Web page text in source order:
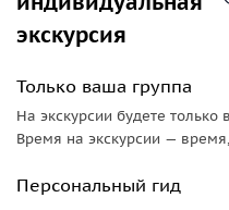
древнего города и
знают только местные
экскурсия
Только ваша группа
На экскурсии будете
Время на экскурсии —
Персональный гид